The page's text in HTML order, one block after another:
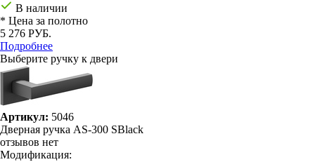
В наличии
* Цена за полотно
5 276 РУБ.
Подробнее
Выберите ручку к двери
Артикул: 5046
Дверная ручка AS-300 SBlack
отзывов нет
Модификация: